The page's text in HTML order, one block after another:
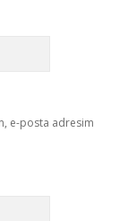
e-posta adresim